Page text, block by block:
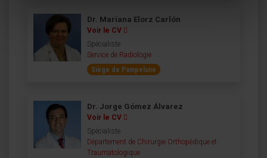
Dr. Mariana Elorz Carlón
Voir le CV
Spécialiste
Service de Radiologie
Siège de Pampelune
Dr. Jorge Gómez Álvarez
Voir le CV
Spécialiste
Département de Chirurgie Orthopédique et
Traumatologique